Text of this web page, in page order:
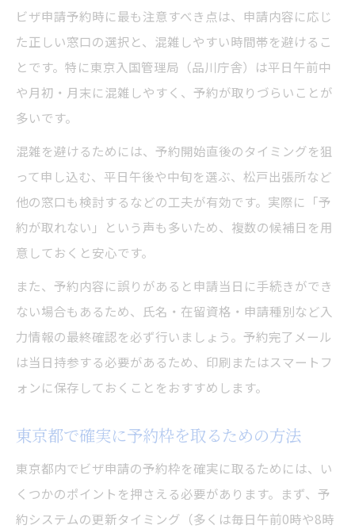
ビザ申請予約時に最も注意すべき点は、申請内容に応じ
た正しい窓口の選択と、混雑しやすい時間帯を避けるこ
とです。特に東京入国管理局（品川庁舎）は平日午前中
や月初・月末に混雑しやすく、予約が取りづらいことが
多いです。
混雑を避けるためには、予約開始直後のタイミングを狙
って申し込む、平日午後や中旬を選ぶ、松戸出張所など
他の窓口も検討するなどの工夫が有効です。実際に「予
約が取れない」という声も多いため、複数の候補日を用
意しておくと安心です。
また、予約内容に誤りがあると申請当日に手続きができ
ない場合もあるため、氏名・在留資格・申請種別など入
力情報の最終確認を必ず行いましょう。予約完了メール
は当日持参する必要があるため、印刷またはスマートフ
ォンに保存しておくことをおすすめします。
東京都で確実に予約枠を取るための方法
東京都内でビザ申請の予約枠を確実に取るためには、い
くつかのポイントを押さえる必要があります。まず、予
約システムの更新タイミング（多くは毎日午前0時や8時